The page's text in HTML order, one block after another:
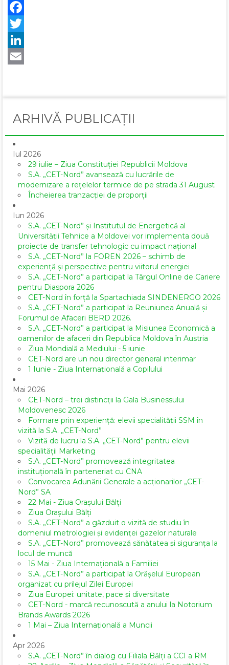
ARHIVĂ PUBLICAȚII
Iul 2026
29 iulie – Ziua Constituției Republicii Moldova
S.A. „CET-Nord” avansează cu lucrările de
modernizare a rețelelor termice de pe strada 31 August
Încheierea tranzacției de proporții
Iun 2026
S.A. „CET-Nord” și Institutul de Energetică al
Universității Tehnice a Moldovei vor implementa două
proiecte de transfer tehnologic cu impact național
S.A. „CET-Nord” la FOREN 2026 – schimb de
experiență și perspective pentru viitorul energiei
S.A. „CET-Nord” a participat la Târgul Online de Cariere
pentru Diaspora 2026
CET-Nord în forță la Spartachiada SINDENERGO 2026
S.A. „CET-Nord” a participat la Reuniunea Anuală și
Forumul de Afaceri BERD 2026.
S.A. „CET-Nord” a participat la Misiunea Economică a
oamenilor de afaceri din Republica Moldova în Austria
Ziua Mondială a Mediului - 5 iunie
CET-Nord are un nou director general interimar
1 Iunie - Ziua Internațională a Copilului
Mai 2026
CET-Nord – trei distincții la Gala Businessului
Moldovenesc 2026
Formare prin experiență: elevii specialității SSM în
vizită la S.A. „CET-Nord”
Vizită de lucru la S.A. „CET-Nord” pentru elevii
specialității Marketing
S.A. „CET-Nord” promovează integritatea
instituțională în parteneriat cu CNA
Convocarea Adunării Generale a acționarilor „CET-
Nord” SA
22 Mai - Ziua Orașului Bălți
Ziua Orașului Bălți
S.A. „CET-Nord” a găzduit o vizită de studiu în
domeniul metrologiei și evidenței gazelor naturale
S.A. „CET-Nord” promovează sănătatea și siguranța la
locul de muncă
15 Mai - Ziua Internațională a Familiei
S.A. „CET-Nord” a participat la Orășelul European
organizat cu prilejul Zilei Europei
Ziua Europei: unitate, pace și diversitate
CET-Nord - marcă recunoscută a anului la Notorium
Brands Awards 2026
1 Mai – Ziua Internațională a Muncii
Apr 2026
S.A. „CET-Nord” în dialog cu Filiala Bălți a CCI a RM